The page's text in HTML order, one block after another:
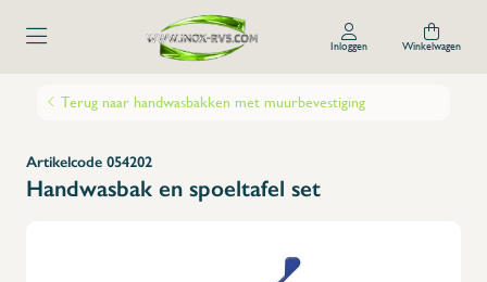
Inloggen Winkelwagen
Terug naar handwasbakken met muurbevestiging
Artikelcode 054202
Handwasbak en spoeltafel set